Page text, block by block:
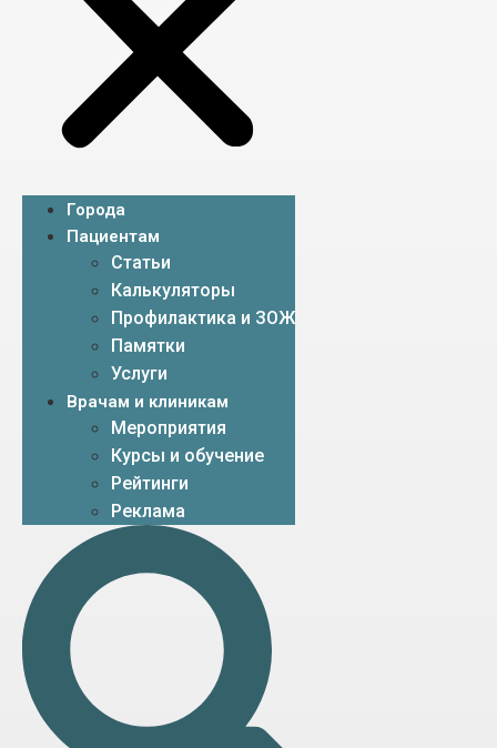
Города
Пациентам
Статьи
Калькуляторы
Профилактика и ЗОЖ
Памятки
Услуги
Врачам и клиникам
Мероприятия
Курсы и обучение
Рейтинги
Реклама